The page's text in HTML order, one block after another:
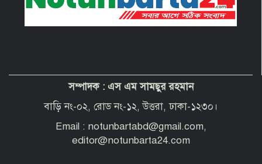
“অপরাধী যেই হোক, তার কোনো ছাড় নয়”—
বাগেরহাটের নবাগত পুলিশ সুপার
সম্পাদক : এস এম সামছুর রহমান
বাড়ি নং-০২, রোড নং-১২, উত্তরা, ঢাকা-১২৩০।
Email : notunbartabd@gmail.com,
editor@notunbarta24.com